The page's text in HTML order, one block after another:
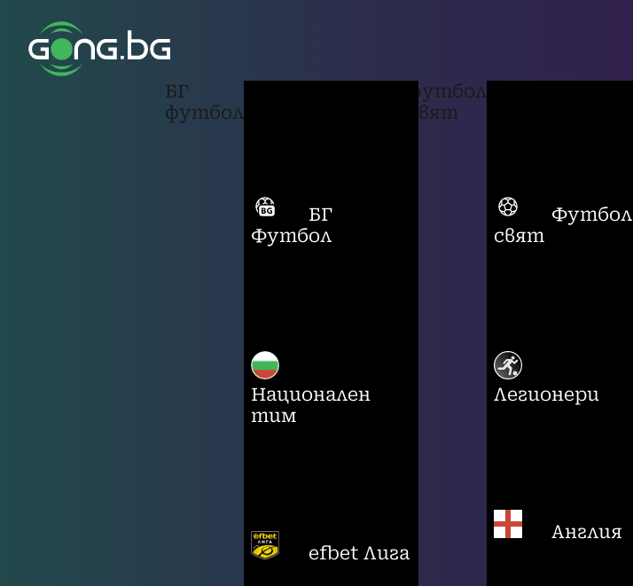
БГ
футбол
БГ
Футбол
Национален
тим
efbet Лига
футбол
свят
Футбол
свят
Легионери
Англия